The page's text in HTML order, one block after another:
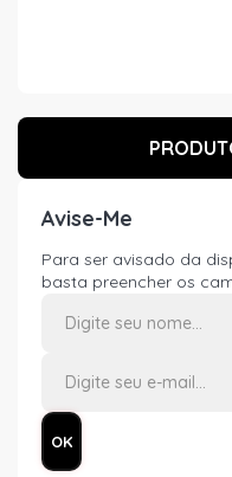
Avise-Me
Para ser avisado da
basta preencher os